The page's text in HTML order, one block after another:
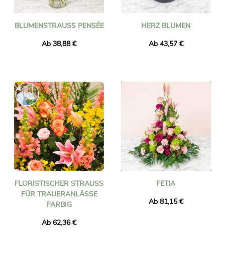
BLUMENSTRAUSS PENSÉE
Ab 38,88 €
HERZ BLUMEN
Ab 43,57 €
FLORISTISCHER STRAUSS F
ÜR TRAUERANLÄSSE F
ARBIG
Ab 62,36 €
FETIA
Ab 81,15 €